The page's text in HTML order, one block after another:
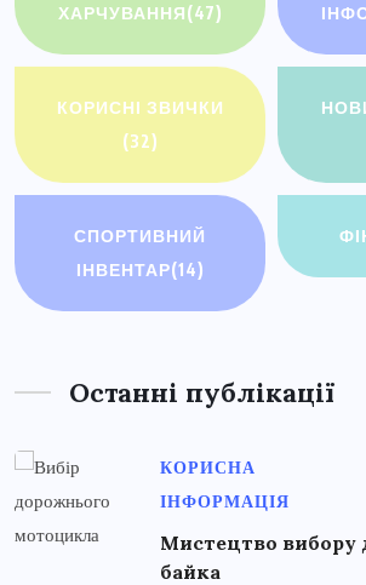
ХАРЧУВАННЯ(47)
КОРИСНІ ЗВИЧКИ
(32)
СПОРТИВНИЙ
ІНВЕНТАР(14)
Останні публікації
КОРИСНА
ІНФОРМАЦІЯ
Мистецтво вибору
байка